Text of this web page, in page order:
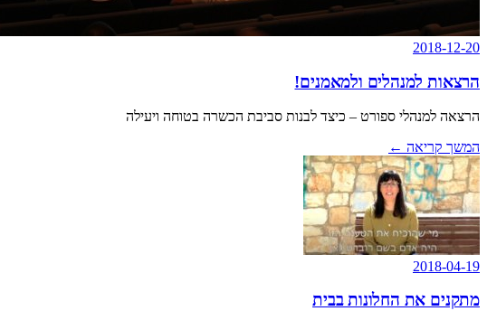
2018-12-20
הרצאות למנהלים ולמאמנים!
הרצאה למנהלי ספורט – כיצד לבנות סביבת הכשרה בטוחה ויעילה
המשך קריאה ←
2018-04-19
מתקנים את החלונות בבית